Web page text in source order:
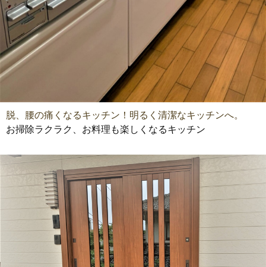
脱、腰の痛くなるキッチン！明るく清潔なキッチンへ。
お掃除ラクラク、お料理も楽しくなるキッチン